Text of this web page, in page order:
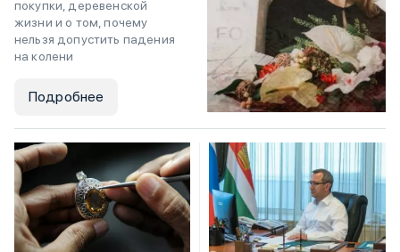
покупки, деревенской
жизни и о том, почему
нельзя допустить падения
на колени
Подробнее